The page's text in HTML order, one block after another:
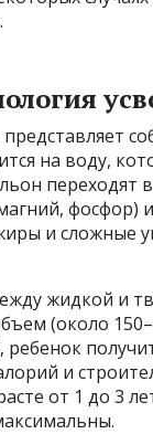
на воду,
фосфор)
и сложные
жидкой и
(около
и
от 1 до 3